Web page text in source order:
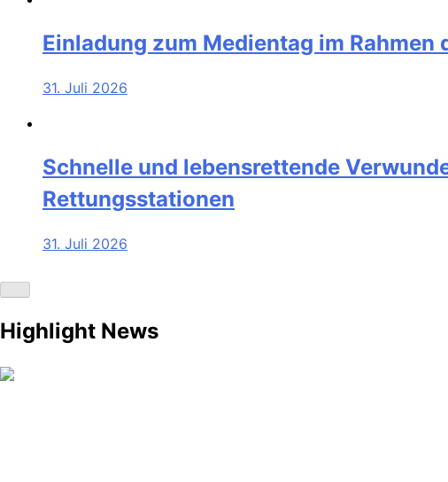
Einladung zum Medientag im Rahmen
31. Juli 2026
Schnelle und lebensrettende
Rettungsstationen
31. Juli 2026
Highlight News